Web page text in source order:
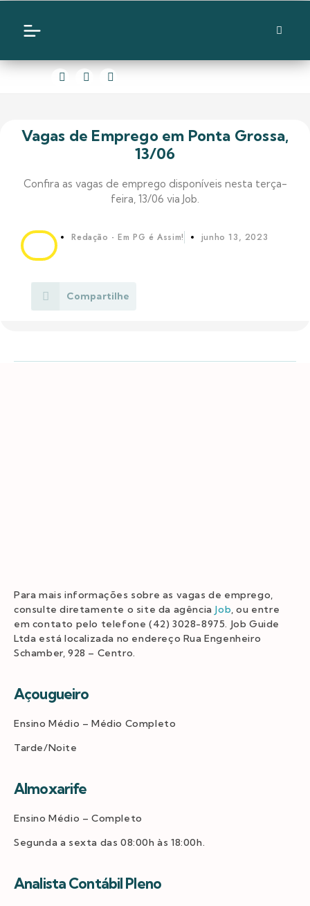
Vagas de Emprego em Ponta Grossa,
13/06
Confira as vagas de emprego disponíveis nesta terça-
feira, 13/06 via Job.
Redação - Em PG é Assim! junho 13, 2023
Compartilhe
Para mais informações sobre as vagas de emprego,
consulte diretamente o site da agência Job, ou entre
em contato pelo telefone (42) 3028-8975. Job Guide
Ltda está localizada no endereço Rua Engenheiro
Schamber, 928 – Centro.
Açougueiro
Ensino Médio – Médio Completo
Tarde/Noite
Almoxarife
Ensino Médio – Completo
Segunda a sexta das 08:00h às 18:00h.
Analista Contábil Pleno